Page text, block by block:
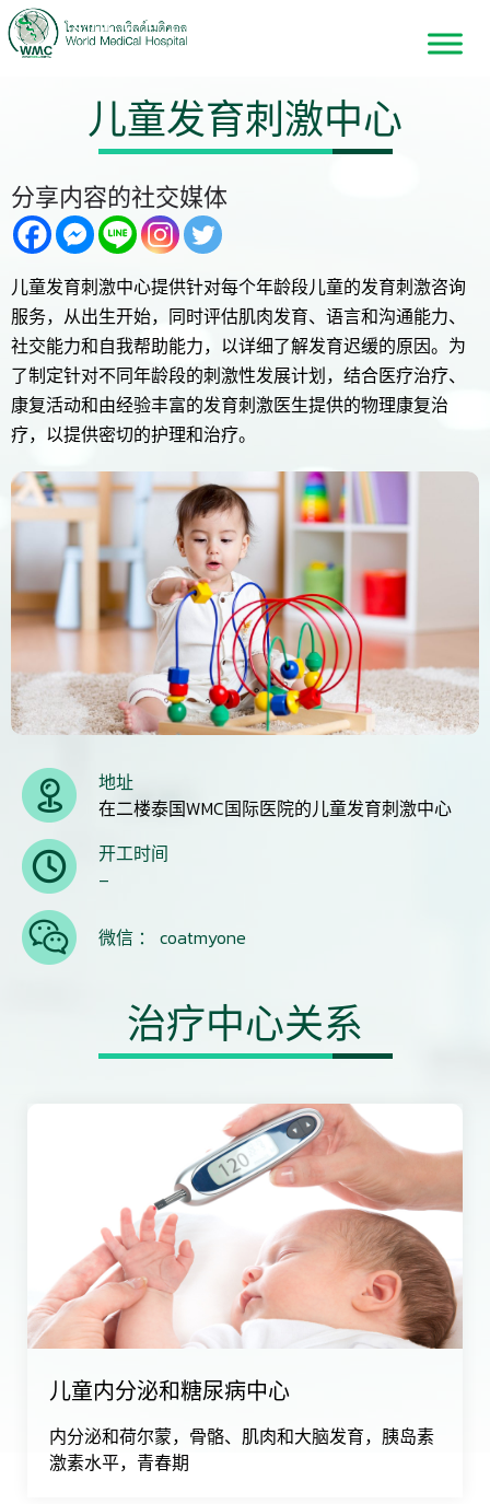
儿童发育刺激中心
分享内容的社交媒体
儿童发育刺激中心提供针对每个年龄段儿童的发育刺激咨询
服务，从出生开始，同时评估肌肉发育、语言和沟通能力、
社交能力和自我帮助能力，以详细了解发育迟缓的原因。为
了制定针对不同年龄段的刺激性发展计划，结合医疗治疗、
康复活动和由经验丰富的发育刺激医生提供的物理康复治
疗，以提供密切的护理和治疗。
地址
在二楼泰国WMC国际医院的儿童发育刺激中心
开工时间
–
微信 ： coatmyone
治疗中心关系
儿童内分泌和糖尿病中心
内分泌和荷尔蒙，骨骼、肌肉和大脑发育，胰岛素
激素水平，青春期